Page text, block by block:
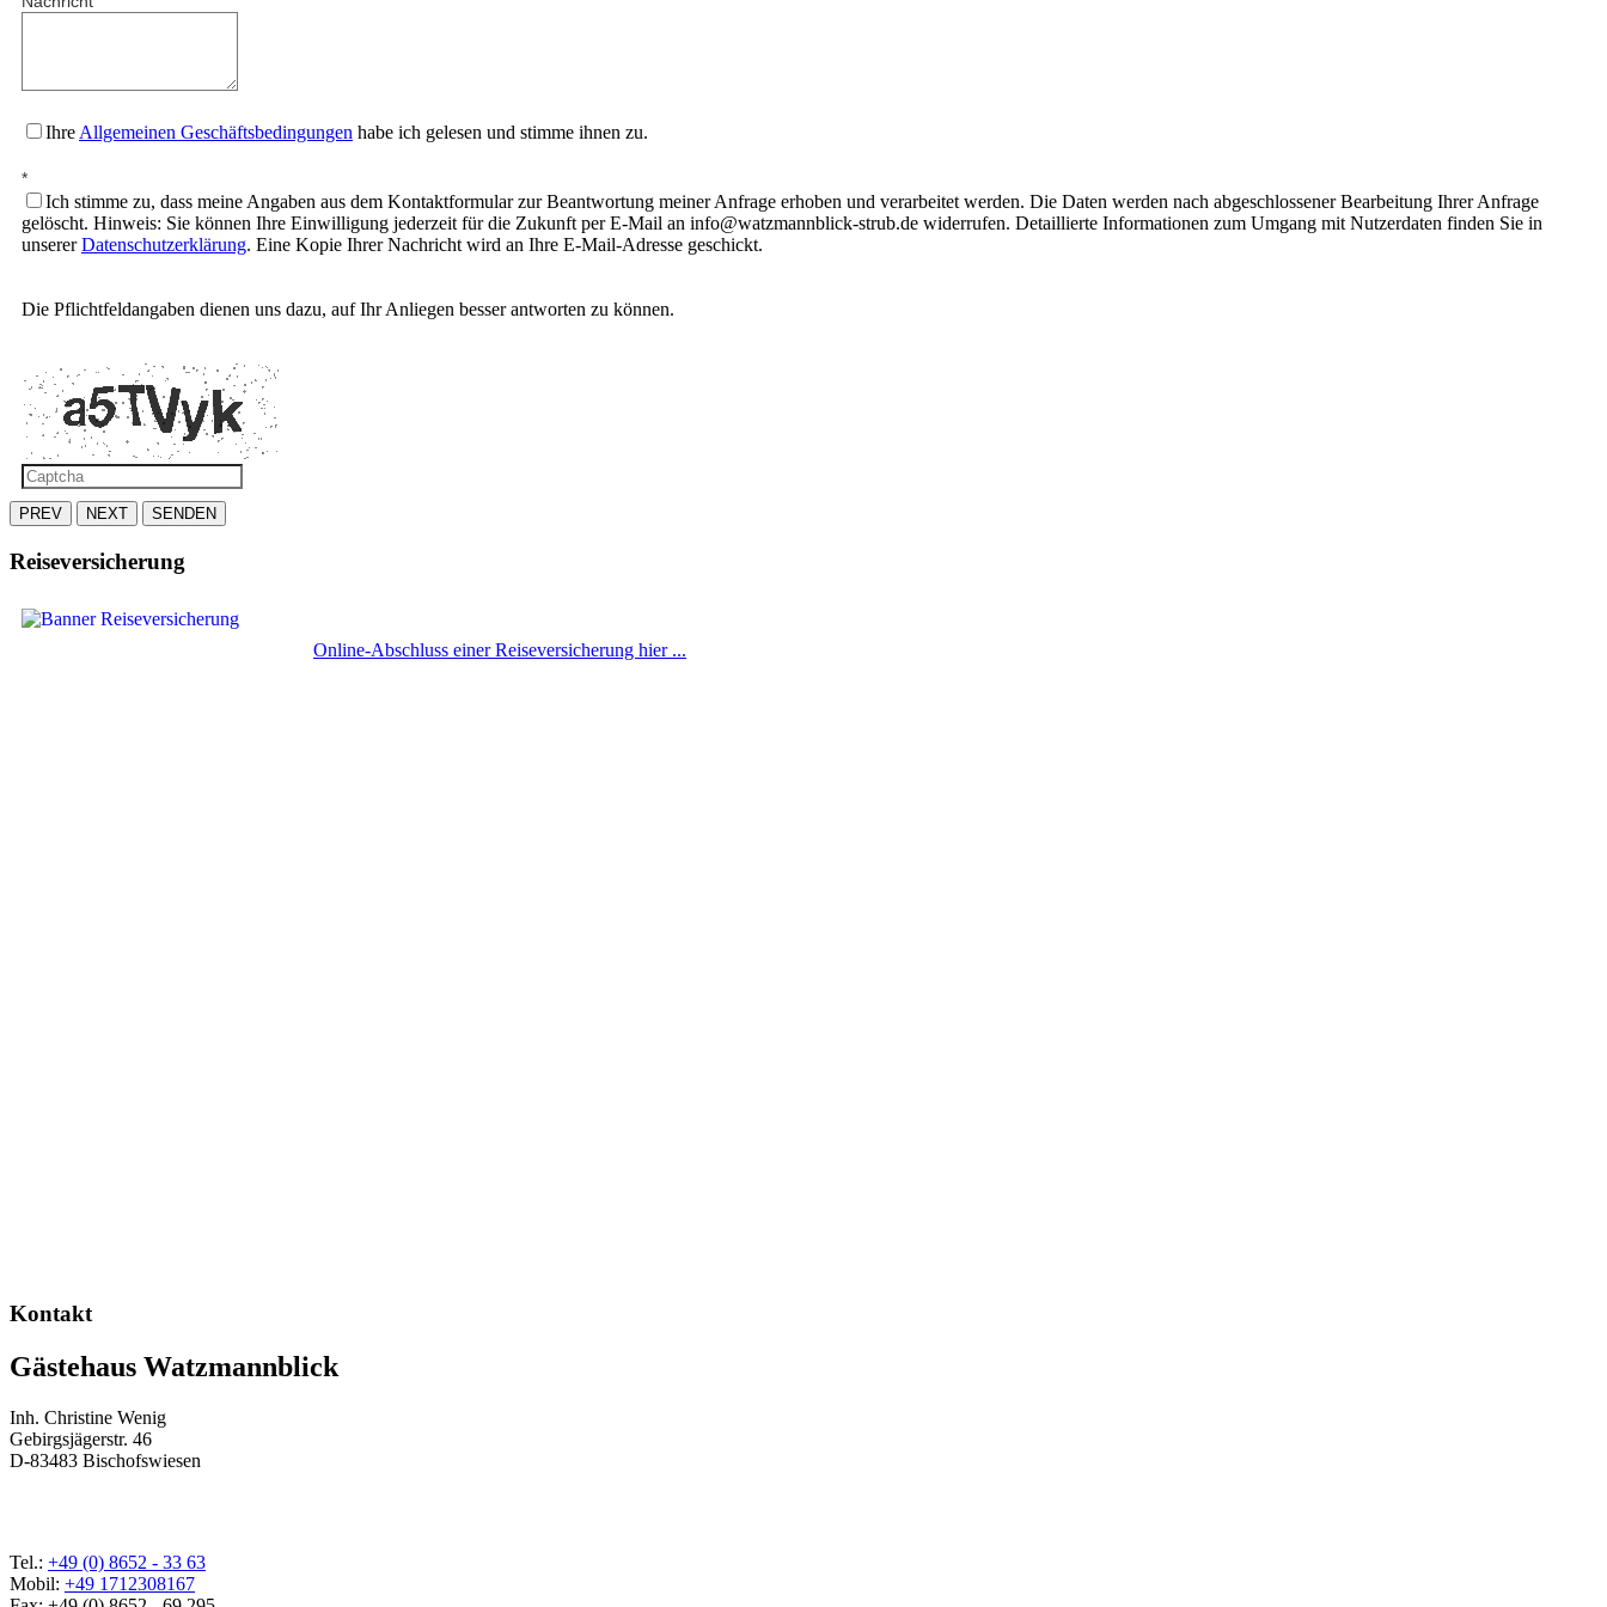
Ihre Allgemeinen Geschäftsbedingungen habe ich gelesen und stimme ihnen zu.
*
Ich stimme zu, dass meine Angaben aus dem Kontaktformular zur Beantwortung meiner Anfrage erhoben und verarbeitet werden. Die Daten werden nach abgeschlossener Bearbeitung Ihrer Anfrage
gelöscht. Hinweis: Sie können Ihre Einwilligung jederzeit für die Zukunft per E-Mail an info@watzmannblick-strub.de widerrufen. Detaillierte Informationen zum Umgang mit Nutzerdaten finden Sie in
unsererDatenschutzerklärung. Eine Kopie Ihrer Nachricht wird an Ihre E-Mail-Adresse geschickt.
Die Pflichtfeldangaben dienen uns dazu, auf Ihr Anliegen besser antworten zu können.
PREV NEXT SENDEN
Reiseversicherung
Online-Abschluss einer Reiseversicherung hier ...
Kontakt
Gästehaus Watzmannblick
Inh. Christine Wenig
Gebirgsjägerstr. 46
D-83483 Bischofswiesen
Tel.: +49 (0) 8652 - 33 63
Mobil: +49 1712308167